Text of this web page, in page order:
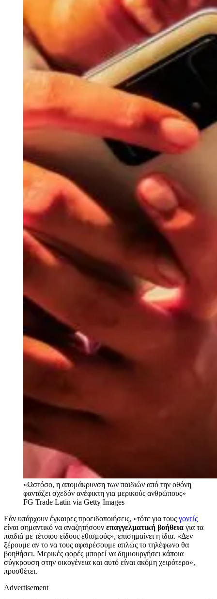
«Ωστόσο, η απομάκρυνση των παιδιών από την οθόνη
φαντάζει σχεδόν ανέφικτη για μερικούς ανθρώπους»
FG Trade Latin via Getty Images
Εάν υπάρχουν έγκαιρες προειδοποιήσεις, «τότε για τους γονείς
είναι σημαντικό να αναζητήσουν επαγγελματική βοήθεια για τα
παιδιά με τέτοιου είδους εθισμούς», επισημαίνει η ίδια. «Δεν
ξέρουμε αν το να τους αφαιρέσουμε απλώς το τηλέφωνο θα
βοηθήσει. Μερικές φορές μπορεί να δημιουργήσει κάποια
σύγκρουση στην οικογένεια και αυτό είναι ακόμη χειρότερο»,
προσθέτει.
Advertisement